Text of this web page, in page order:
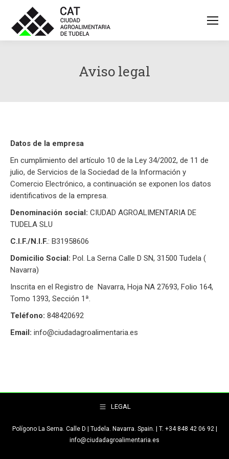
Aviso legal
Datos de la empresa
En cumplimiento del artículo 10 de la Ley 34/2002, de 11 de
julio, de Servicios de la Sociedad de la Información y
Comercio Electrónico, a continuación se exponen los datos
identificativos de la empresa.
Denominación social: CIUDAD AGROALIMENTARIA DE
TUDELA SLU
C.I.F./N.I.F.: B31958606
Domicilio Social: Pol. La Serna Calle D SN, 31500 Tudela (
Navarra)
Inscrita en el Registro de Navarra, Hoja NA 27693, Folio 164,
Tomo 1393, Sección 1ª.
Teléfono: 848420692
Email: info@ciudadagroalimentaria.es
LEGAL
Polígono La Serna. Calle D | Tudela. Navarra. Spain. | T. +34 848 42 06 92 |
info@ciudadagroalimentaria.es